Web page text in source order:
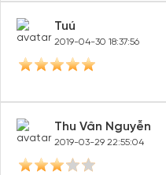
Tuú
2019-04-30 18:37:56
Thu Vân Nguyễn
2019-03-29 22:55:04